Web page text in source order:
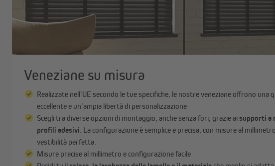
Veneziane su misura
Realizzate nell’UE secondo le tue specifiche, le nostre veneziane offrono una
eccellente e un’ampia libertà di personalizzazione
Scegli tra diverse opzioni di montaggio, anche senza fori, grazie aisupporti a
profili adesivi. La configurazione è semplice e precisa, con misure al
vestibilità perfetta.
Misure precise al millimetro e configurazione facile